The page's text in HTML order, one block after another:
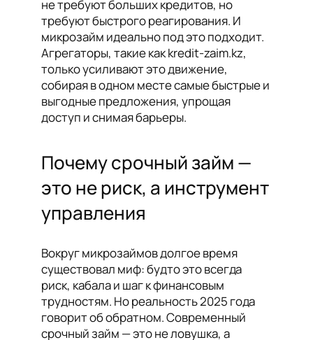
не требуют больших кредитов, но
требуют быстрого реагирования. И
микрозайм идеально под это подходит.
Агрегаторы, такие как kredit-zaim.kz,
только усиливают это движение,
собирая в одном месте самые быстрые и
выгодные предложения, упрощая
доступ и снимая барьеры.
Почему срочный займ —
это не риск, а инструмент
управления
Вокруг микрозаймов долгое время
существовал миф: будто это всегда
риск, кабала и шаг к финансовым
трудностям. Но реальность 2025 года
говорит об обратном. Современный
срочный займ — это не ловушка, а